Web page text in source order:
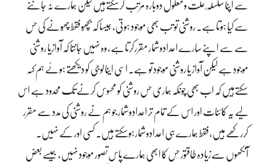
سے اپنا سلسلہ ٔ علت و معلول دوبارہ مرتب کرسکتےہیں لیکن ہمارے نہ جاننے
سے کیا ہوتاہے۔ روشنی تو تب بھی موجود ہوتی، جیسا کہ بچھُو فقط چھُونے کی حس
سے سے اپنے سارے اعدادوشمار مقررکرتاہے، وہ نہیں جانتا کہ آوازیا روشنی
موجود ہے لیکن آواز یا روشنی موجود تو ہے۔ اسی اینالوجی کو دیکھتے ہوئے ہم کہہ
سکتےہیں کہ اب بھی چونکہ ہماری حس روشنی کو محسوس کرنے تک محدود ہے اس
لیے یہ کائنات اور اس کے تمام تر اعدادوشمار جو ہم نے روشنی کی مدد سے مقرر
کررکھے ہیں، فقط ہمارے ہی اعدادوشمارہوسکتے ہیں۔ کسی اور کے نہیں۔
آنکھوں سےزیادہ طاقتور حِس کا ابھی ہمارے پاس تصور موجود نہیں، جیسے بعض